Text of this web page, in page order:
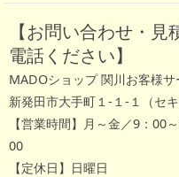
【お問い合わせ・
電話ください】
MADOショップ 関川お客様
新発田市大手町１-１-１（セキ
【営業時間】月～金／9：
00
【定休日】日曜日